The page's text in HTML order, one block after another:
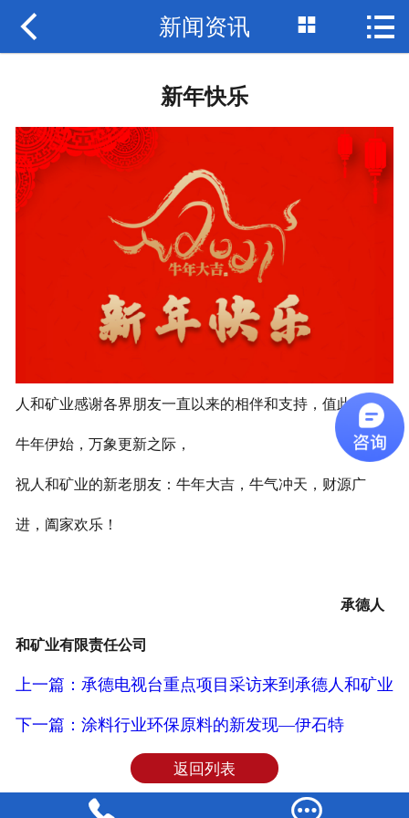
网站首页
新闻资讯
应用案例
技术园地
联系我们
诚聘英才
 新闻资讯  
新年快乐
人和矿业感谢各界朋友一直以来的相伴和支持，值此2021
牛年伊始，万象更新之际，
祝人和矿业的新老朋友：牛年大吉，牛气冲天，财源广
进，阖家欢乐！
承德人
和矿业有限责任公司
上一篇：承德电视台重点项目采访来到承德人和矿业
下一篇：涂料行业环保原料的新发现—伊石特
返回列表
 